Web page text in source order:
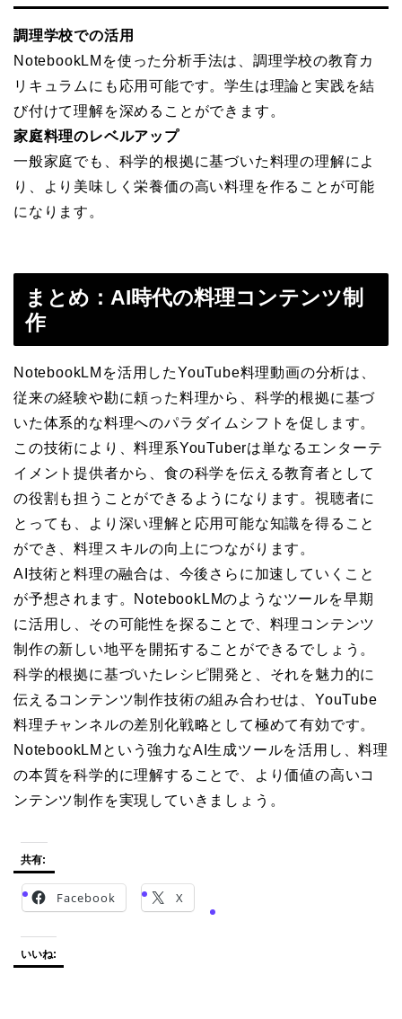
調理学校での活用
NotebookLMを使った分析手法は、調理学校の教育カ
リキュラムにも応用可能です。学生は理論と実践を結
び付けて理解を深めることができます。
家庭料理のレベルアップ
一般家庭でも、科学的根拠に基づいた料理の理解によ
り、より美味しく栄養価の高い料理を作ることが可能
になります。
まとめ：AI時代の料理コンテンツ制
作
NotebookLMを活用したYouTube料理動画の分析は、
従来の経験や勘に頼った料理から、科学的根拠に基づ
いた体系的な料理へのパラダイムシフトを促します。
この技術により、料理系YouTuberは単なるエンターテ
イメント提供者から、食の科学を伝える教育者として
の役割も担うことができるようになります。視聴者に
とっても、より深い理解と応用可能な知識を得ること
ができ、料理スキルの向上につながります。
AI技術と料理の融合は、今後さらに加速していくこと
が予想されます。NotebookLMのようなツールを早期
に活用し、その可能性を探ることで、料理コンテンツ
制作の新しい地平を開拓することができるでしょう。
科学的根拠に基づいたレシピ開発と、それを魅力的に
伝えるコンテンツ制作技術の組み合わせは、YouTube
料理チャンネルの差別化戦略として極めて有効です。
NotebookLMという強力なAI生成ツールを活用し、料理
の本質を科学的に理解することで、より価値の高いコ
ンテンツ制作を実現していきましょう。
共有:
Facebook X
いいね: